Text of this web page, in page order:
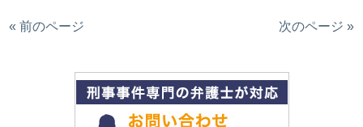
« 前のページ 次のページ »